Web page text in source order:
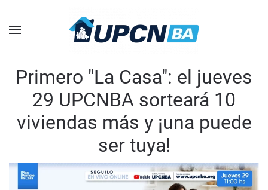
Skip to main content
Primero "La Casa": el jueves
29 UPCNBA sorteará 10
viviendas más y ¡una puede
ser tuya!